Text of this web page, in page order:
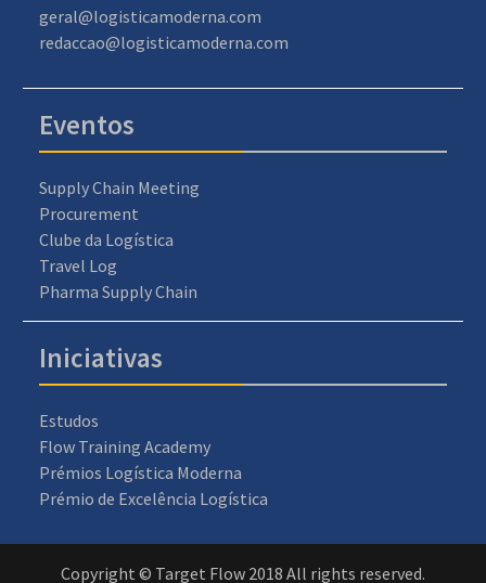
geral@logisticamoderna.com
redaccao@logisticamoderna.com
Eventos
Supply Chain Meeting
Procurement
Clube da Logística
Travel Log
Pharma Supply Chain
Iniciativas
Estudos
Flow Training Academy
Prémios Logística Moderna
Prémio de Excelência Logística
Copyright © Target Flow 2018 All rights reserved.